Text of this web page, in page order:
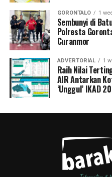
GORONTALO 1
Sembunyi di
Polresta
Curanmor
ADVERTORIAL 1
Raih Nilai
AIR Antarkan
‘Unggul’ IKAD